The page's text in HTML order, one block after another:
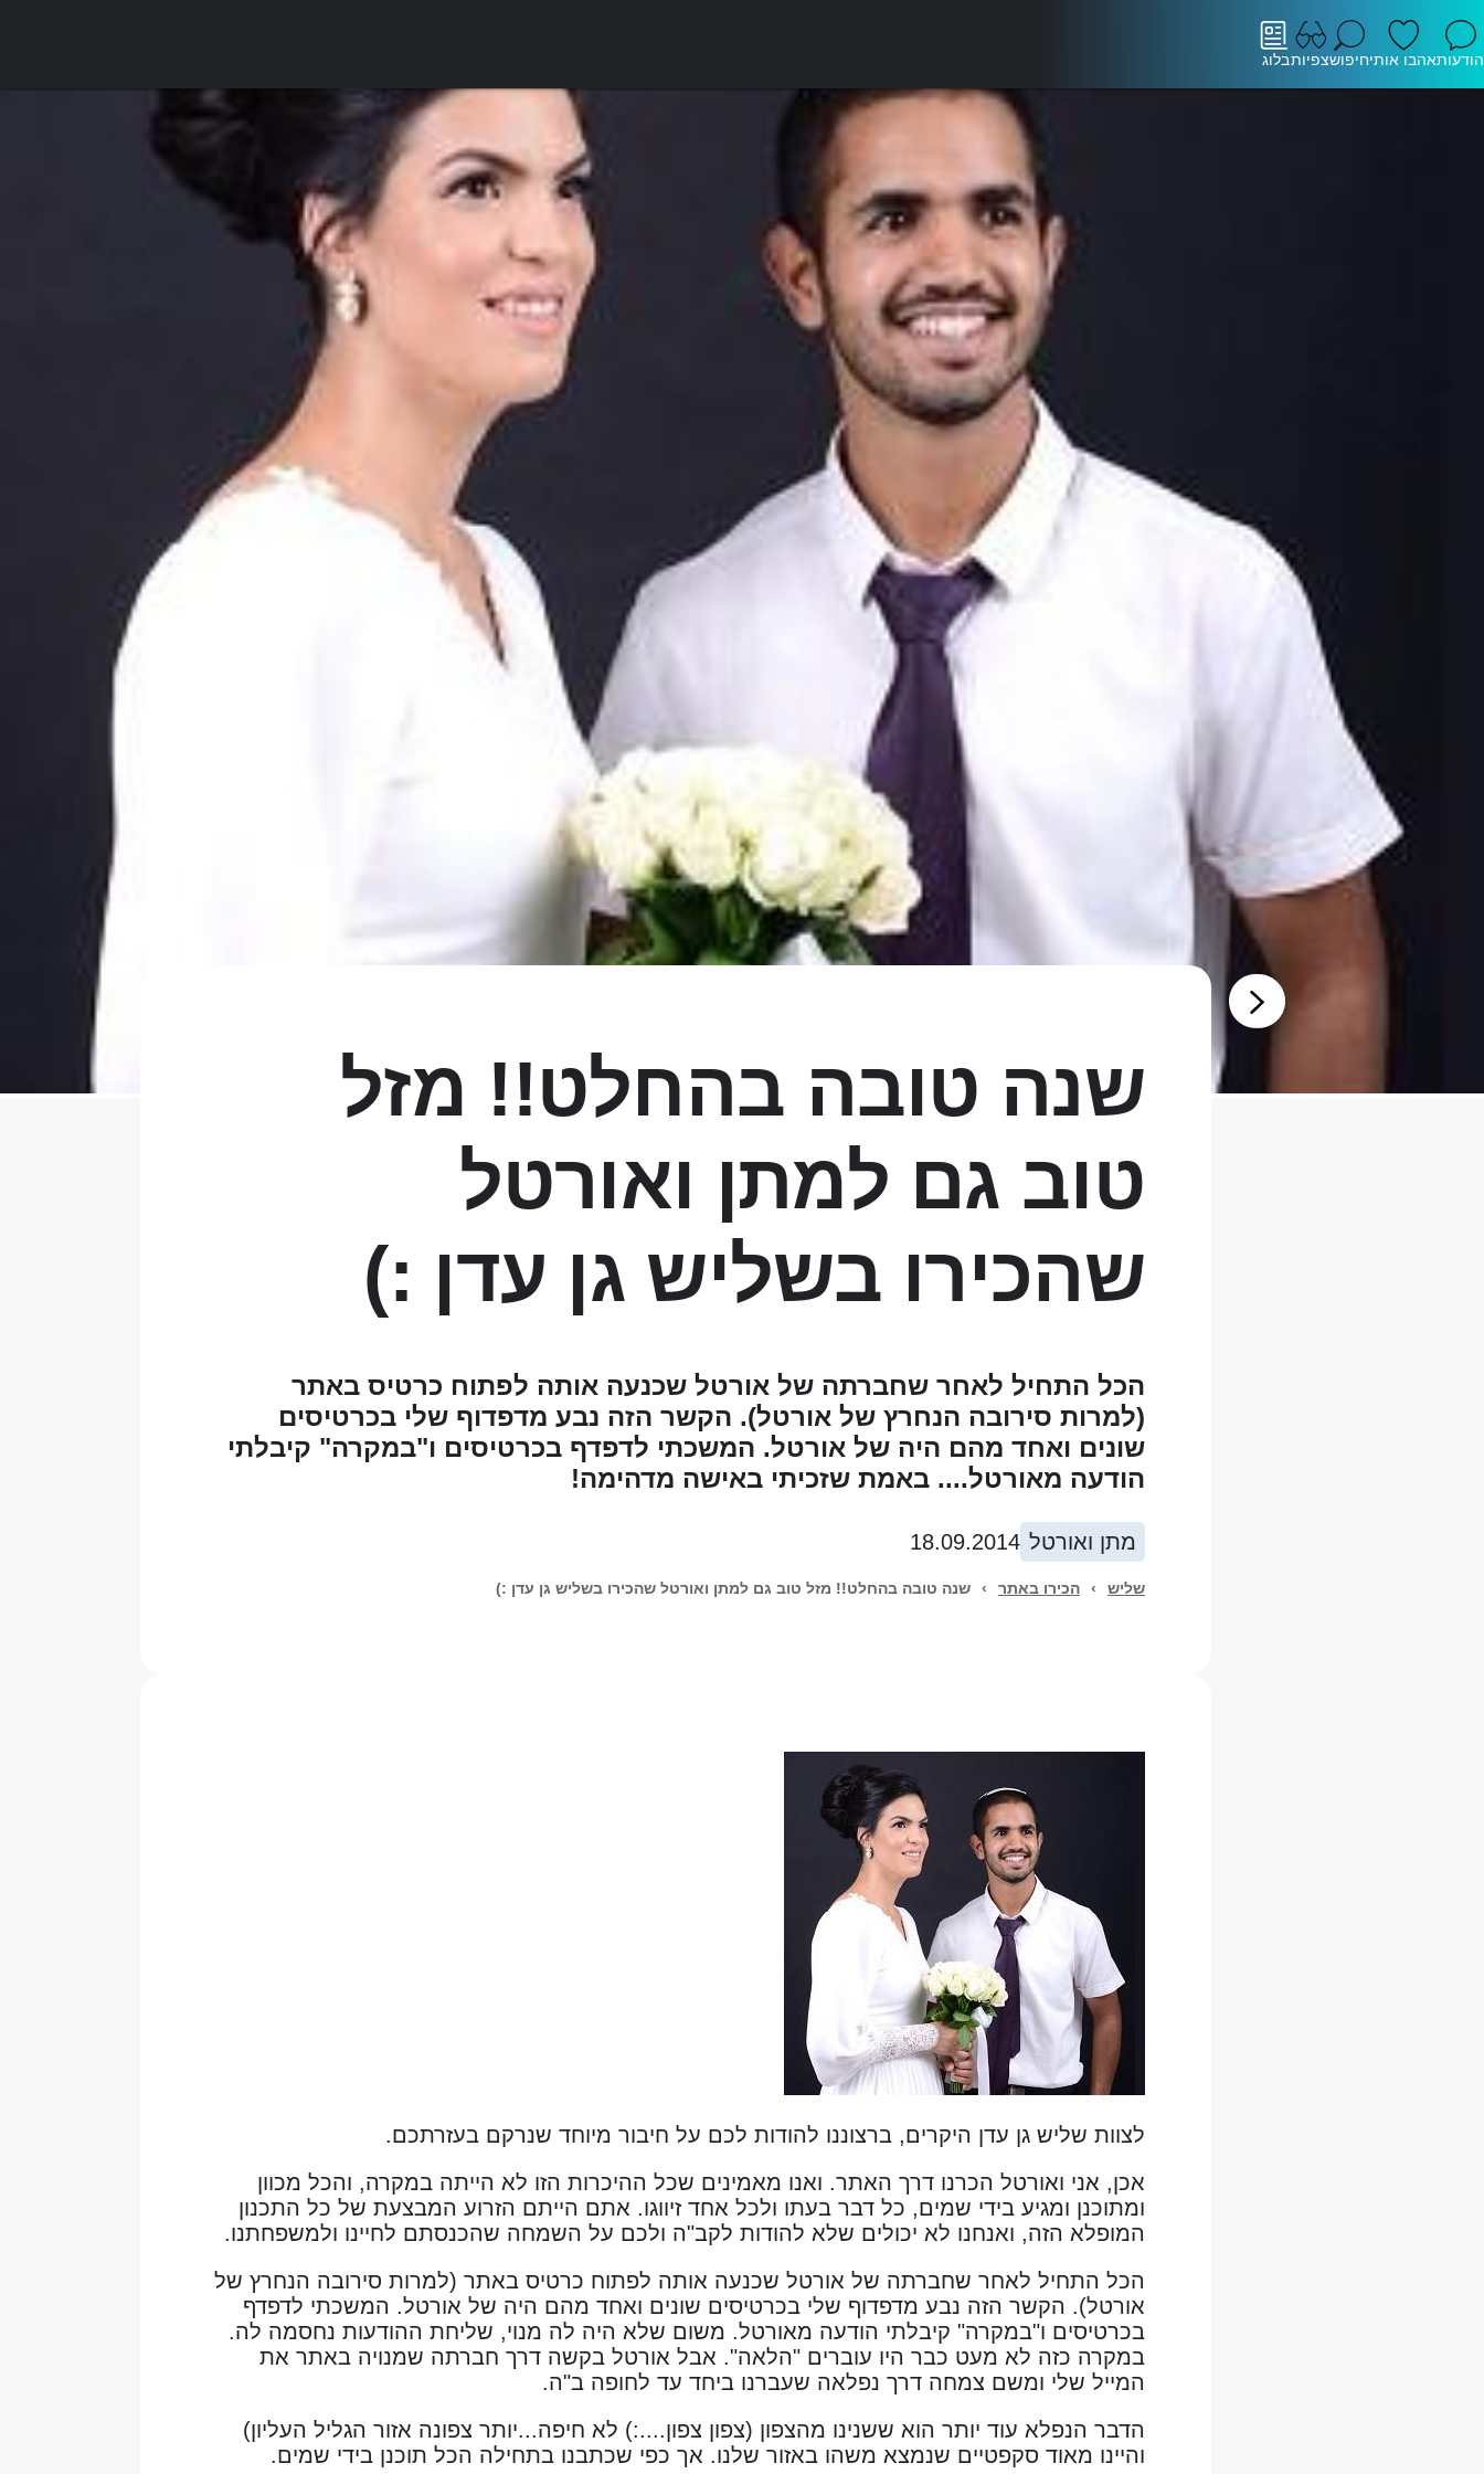
הודעותאהבו אותיחיפושצפיותבלוג
שנה טובה בהחלט!! מזל
טוב גם למתן ואורטל
שהכירו בשליש גן עדן :)
הכל התחיל לאחר שחברתה של אורטל שכנעה אותה לפתוח כרטיס באתר
(למרות סירובה הנחרץ של אורטל). הקשר הזה נבע מדפדוף שלי בכרטיסים
שונים ואחד מהם היה של אורטל. המשכתי לדפדף בכרטיסים ו"במקרה" קיבלתי
הודעה מאורטל.... באמת שזכיתי באישה מדהימה!
מתן ואורטל 18.09.2014
שליש › הכירו באתר › שנה טובה בהחלט!! מזל טוב גם למתן ואורטל שהכירו בשליש גן עדן :)
לצוות שליש גן עדן היקרים, ברצוננו להודות לכם על חיבור מיוחד שנרקם בעזרתכם.
אכן, אני ואורטל הכרנו דרך האתר. ואנו מאמינים שכל ההיכרות הזו לא הייתה במקרה, והכל מכוון
ומתוכנן ומגיע בידי שמים, כל דבר בעתו ולכל אחד זיווגו. אתם הייתם הזרוע המבצעת של כל התכנון
המופלא הזה, ואנחנו לא יכולים שלא להודות לקב"ה ולכם על השמחה שהכנסתם לחיינו ולמשפחתנו.
הכל התחיל לאחר שחברתה של אורטל שכנעה אותה לפתוח כרטיס באתר (למרות סירובה הנחרץ של
אורטל). הקשר הזה נבע מדפדוף שלי בכרטיסים שונים ואחד מהם היה של אורטל. המשכתי לדפדף
בכרטיסים ו"במקרה" קיבלתי הודעה מאורטל. משום שלא היה לה מנוי, שליחת ההודעות נחסמה לה.
במקרה כזה לא מעט כבר היו עוברים "הלאה". אבל אורטל בקשה דרך חברתה שמנויה באתר את
המייל שלי ומשם צמחה דרך נפלאה שעברנו ביחד עד לחופה ב"ה.
הדבר הנפלא עוד יותר הוא ששנינו מהצפון (צפון צפון....:) לא חיפה...יותר צפונה אזור הגליל העליון)
והיינו מאוד סקפטיים שנמצא משהו באזור שלנו. אך כפי שכתבנו בתחילה הכל תוכנן בידי שמים.